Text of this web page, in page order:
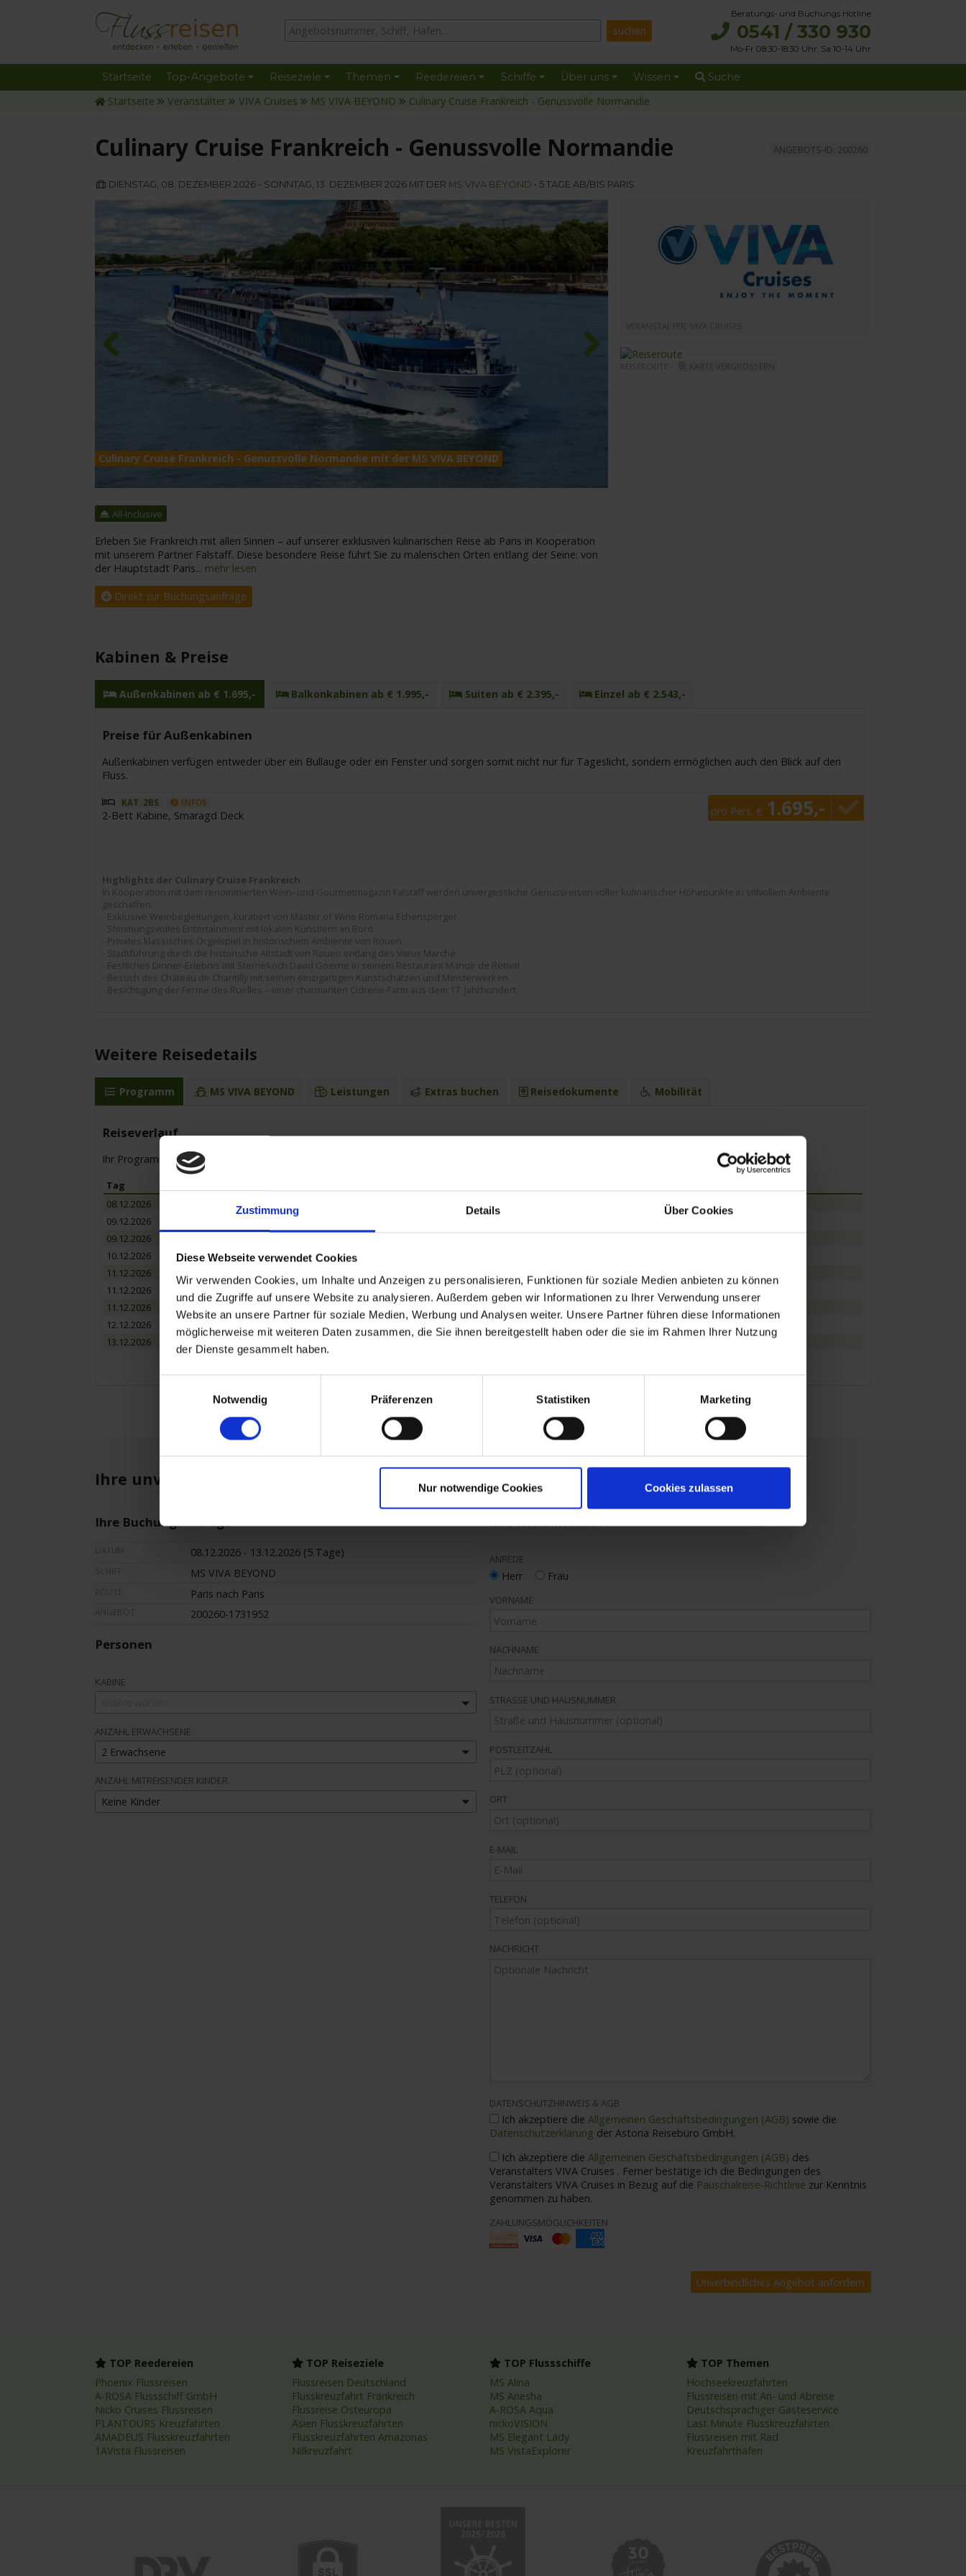
Zustimmung Details Über Cookies
Diese Webseite verwendet Cookies
Wir verwenden Cookies, um Inhalte und Anzeigen zu personalisieren, Funktionen für soziale Medien anbieten zu können
und die Zugriffe auf unsere Website zu analysieren. Außerdem geben wir Informationen zu Ihrer Verwendung unserer
Website an unsere Partner für soziale Medien, Werbung und Analysen weiter. Unsere Partner führen diese Informationen
möglicherweise mit weiteren Daten zusammen, die Sie ihnen bereitgestellt haben oder die sie im Rahmen Ihrer Nutzung
der Dienste gesammelt haben.
Notwendig
Präferenzen Statistiken Marketing
Nur notwendige Cookies Cookies zulassen
Beratungs- und Buchungs Hotline
0541 / 330 930
Mo-Fr 08:30-18:30 Uhr, Sa 10-14 Uhr
Startseite Top-Angebote Reiseziele Themen Reedereien Schiffe Über uns Wissen Suche
Startseite Veranstalter VIVA Cruises MS VIVA BEYOND Culinary Cruise Frankreich - Genussvolle Normandie
Culinary Cruise Frankreich - Genussvolle Normandie ANGEBOTS-ID: 200260
DIENSTAG, 08. DEZEMBER 2026 - SONNTAG, 13. DEZEMBER 2026 MIT DER MS VIVA BEYOND • 5 TAGE AB/BIS PARIS
Culinary Cruise Frankreich - Genussvolle Normandie mit der MS VIVA BEYOND
Previous
All-Inclusive
Erleben Sie Frankreich mit allen Sinnen – auf unserer exklusiven kulinarischen Reise ab Paris in Kooperation
mit unserem Partner Falstaff. Diese besondere Reise führt Sie zu malerischen Orten entlang der Seine: von
der Hauptstadt Paris... mehr lesen
Direkt zur Buchungsanfrage
REISEROUTE -
Kabinen & Preise
Außenkabinen ab € 1.695,- Balkonkabinen ab € 1.995,- Suiten ab € 2.395,- Einzel ab € 2.543,-
Preise für Außenkabinen
Außenkabinen verfügen entweder über ein Bullauge oder ein Fenster und sorgen somit nicht nur für Tageslicht, sondern ermöglichen auch den Blick auf den
Fluss.
KAT. 2BS INFOS
2-Bett Kabine, Smaragd Deck pro Pers. € 1.695,-
Highlights der Culinary Cruise Frankreich
In Kooperation mit dem renommierten Wein- und Gourmetmagazin Falstaff werden unvergessliche Genussreisen voller kulinarischer Höhepunkte in stilvollem Ambiente
geschaffen:
- Exklusive Weinbegleitungen, kuratiert von Master of Wine Romana Echensperger
- Stimmungsvolles Entertainment mit lokalen Künstlern an Bord
- Privates klassisches Orgelspiel in historischem Ambiente von Rouen
- Stadtführung durch die historische Altstadt von Rouen entlang des Vieux Marché
- Festliches Dinner-Erlebnis mit Sternekoch David Goerne in seinem Restaurant Manoir de Rétival
- Besuch des Château de Chantilly mit seinen einzigartigen Kunstschätzen und Meisterwerken
- Besichtigung der Ferme des Ruelles – einer charmanten Cidrerie-Farm aus dem 17. Jahrhundert
Weitere Reisedetails
Programm MS VIVA BEYOND Leistungen Extras buchen Reisedokumente Mobilität
Reiseverlauf
Ihr Programm für die Kreuzfahrt vom 08.12.2026 bis zum 13.12.2026
Tag
08.12.2026
Paris / Frankreich
09.12.2026
Les Andelys / Frankreich
09.12.2026
10.12.2026
Rouen / Frankreich
11.12.2026
Caudebec-en-Caux / Frankreich 16.00 Uhr
22.00 Uhr
11.12.2026
Poissy / Frankreich 13.30 Uhr
11.12.2026
Conflans / Frankreich 15.30 Uhr
21.30 Uhr
12.12.2026
Paris / Frankreich
03.00 Uhr
13.12.2026
Paris / Frankreich
Ihre unverbindliche Buchungsanfrage
Ihre Buchungsanfrage
08.12.2026 - 13.12.2026 (5 Tage)
MS VIVA BEYOND
Paris nach Paris
200260-1731952
Personen
KABINE
ANZAHL ERWACHSENE
2 Erwachsene
ANZAHL MITREISENDER KINDER
Keine Kinder
Ihre Kontaktdaten
ANREDE
Herr Frau
VORNAME
NACHNAME
STRASSE UND HAUSNUMMER
POSTLEITZAHL
ORT
E-MAIL
TELEFON
NACHRICHT
DATENSCHUTZHINWEIS & AGB
Ich akzeptiere die Allgemeinen Geschäftsbedingungen (AGB) sowie die
Datenschutzerklärung der Astoria Reisebüro GmbH.
Ich akzeptiere die Allgemeinen Geschäftsbedingungen (AGB) des
Veranstalters VIVA Cruises . Ferner bestätige ich die Bedingungen des
Veranstalters VIVA Cruises in Bezug auf die Pauschalreise-Richtlinie zur Kenntnis
genommen zu haben.
ZAHLUNGSMÖGLICHKEITEN
TOP Reedereien
Phoenix Flussreisen
A-ROSA Flussschiff GmbH
Nicko Cruises Flussreisen
PLANTOURS Kreuzfahrten
AMADEUS Flusskreuzfahrten
1AVista Flussreisen
TOP Reiseziele
Flussreisen Deutschland
Flusskreuzfahrt Frankreich
Flussreise Osteuropa
Asien Flusskreuzfahrten
Flusskreuzfahrten Amazonas
Nilkreuzfahrt
TOP Flussschiffe
MS Alina
MS Anesha
A-ROSA Aqua
nickoVISION
MS Elegant Lady
MS VistaExplorer
TOP Themen
Hochseekreuzfahrten
Flussreisen mit An- und Abreise
Deutschsprachiger Gästeservice
Last Minute Flusskreuzfahrten
Flussreisen mit Rad
Kreuzfahrthäfen